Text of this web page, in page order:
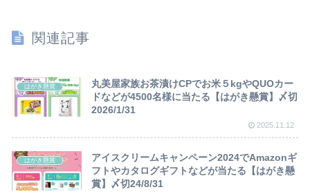
関連記事
はがき懸賞
丸美屋家族お茶漬けCPでお米５kgやQUOカー
ドなどが4500名様に当たる【はがき懸賞】〆切
2026/1/31
2025.11.12
はがき懸賞
アイスクリームキャンペーン2024でAmazonギ
フトやカタログギフトなどが当たる【はがき懸
賞】〆切24/8/31